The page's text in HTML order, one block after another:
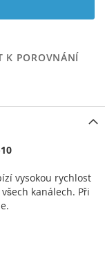
K POROVNÁNÍ
vysokou rychlost
kanálech. Při